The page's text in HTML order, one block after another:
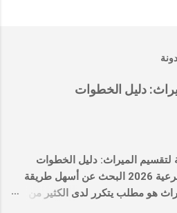
دليل الخطوات
لتقسيم الميراث: دليل الخطوات
العملية والشرعية 2026 البحث عن أسهل طريقة
هو مطلب يتكرر لدى الكثير من